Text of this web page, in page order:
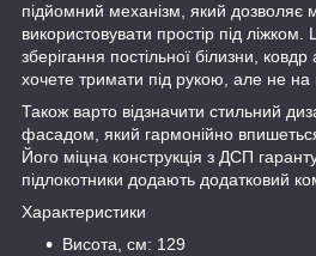
підйомний механізм, який дозволяє
використовувати простір під
зберігання постільної білизни,
хочете тримати під рукою, але не на
Також варто відзначити стильний
фасадом, який гармонійно
Його міцна конструкція з ДСП
підлокотники додають додатковий
Характеристики
Висота, см: 129